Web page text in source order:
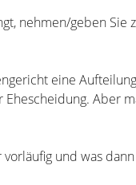
nehmen/geben
eine
Aber
und was